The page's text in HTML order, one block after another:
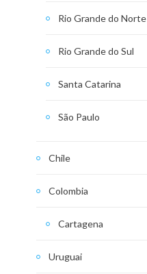
Rio Grande do Norte
Rio Grande do Sul
Santa Catarina
São Paulo
Chile
Colombia
Cartagena
Uruguai